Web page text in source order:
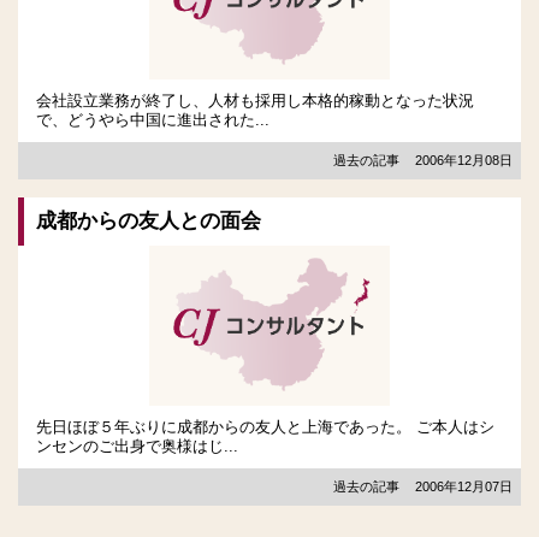
会社設立業務が終了し、人材も採用し本格的稼動となった状況
で、どうやら中国に進出された...
過去の記事 2006年12月08日
成都からの友人との面会
先日ほぼ５年ぶりに成都からの友人と上海であった。 ご本人はシ
ンセンのご出身で奥様はじ...
過去の記事 2006年12月07日